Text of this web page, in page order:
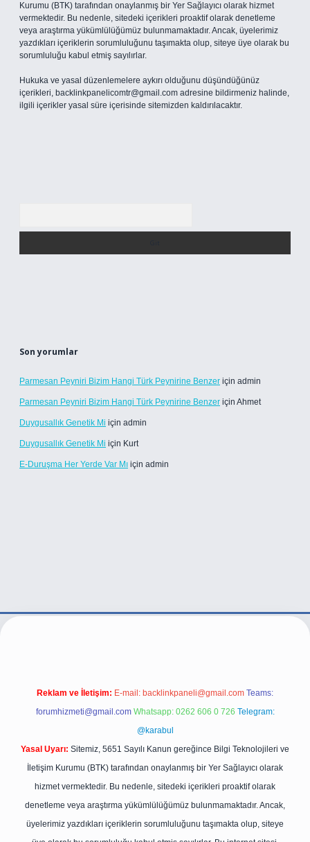
Kurumu (BTK) tarafından onaylanmış bir Yer Sağlayıcı olarak hizmet
vermektedir. Bu nedenle, sitedeki içerikleri proaktif olarak denetleme
veya araştırma yükümlülüğümüz bulunmamaktadır. Ancak, üyelerimiz
yazdıkları içeriklerin sorumluluğunu taşımakta olup, siteye üye olarak bu
sorumluluğu kabul etmiş sayılırlar.
Hukuka ve yasal düzenlemelere aykırı olduğunu düşündüğünüz
içerikleri, backlinkpanelicomtr@gmail.com adresine bildirmeniz halinde,
ilgili içerikler yasal süre içerisinde sitemizden kaldırılacaktır.
Son yorumlar
Parmesan Peyniri Bizim Hangi Türk Peynirine Benzer için admin
Parmesan Peyniri Bizim Hangi Türk Peynirine Benzer için Ahmet
Duygusallık Genetik Mi için admin
Duygusallık Genetik Mi için Kurt
E-Duruşma Her Yerde Var Mı için admin
Reklam ve İletişim: E-mail: backlinkpaneli@gmail.com Teams:
forumhizmeti@gmail.com Whatsapp: 0262 606 0 726 Telegram:
@karabul
Yasal Uyarı: Sitemiz, 5651 Sayılı Kanun gereğince Bilgi Teknolojileri ve
İletişim Kurumu (BTK) tarafından onaylanmış bir Yer Sağlayıcı olarak
hizmet vermektedir. Bu nedenle, sitedeki içerikleri proaktif olarak
denetleme veya araştırma yükümlülüğümüz bulunmamaktadır. Ancak,
üyelerimiz yazdıkları içeriklerin sorumluluğunu taşımakta olup, siteye